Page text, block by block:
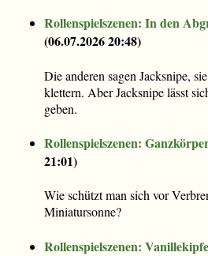
Rollenspielszenen: In den
(06.07.2026 20:48)
Die anderen sagen Jacksnipe,
klettern. Aber Jacksnipe lässt
geben.
Rollenspielszenen:
21:01)
Wie schützt man sich vor
Miniatursonne?
Rollenspielszenen: